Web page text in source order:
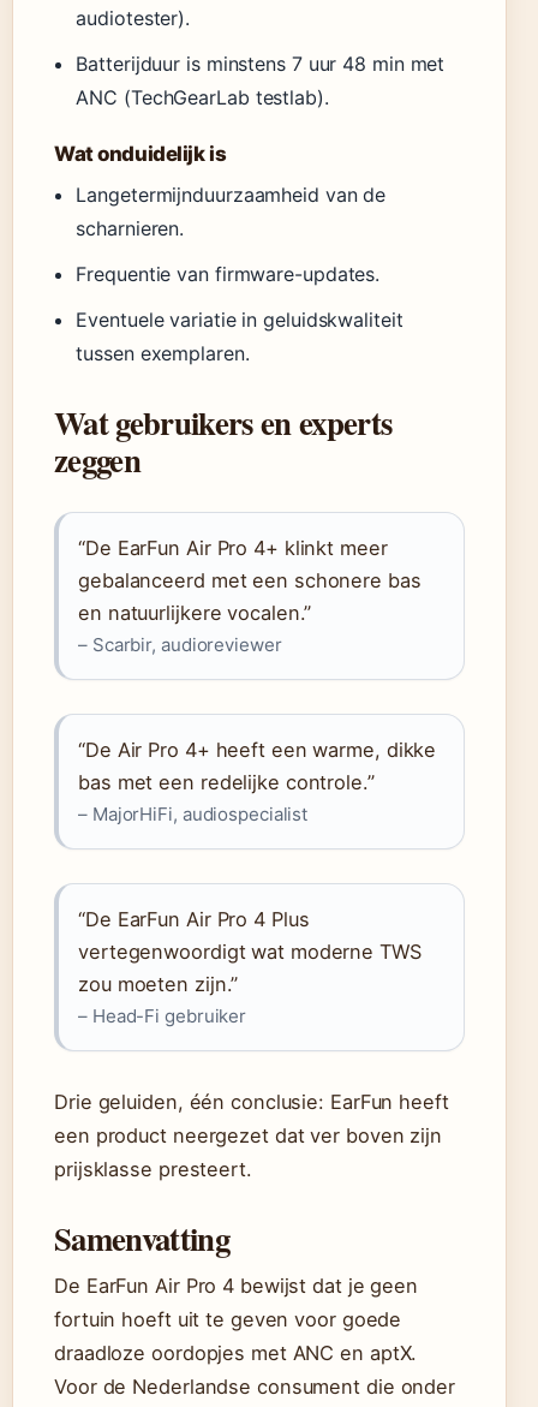
audiotester).
Batterijduur is minstens 7 uur 48 min met
ANC (TechGearLab testlab).
Wat onduidelijk is
Langetermijnduurzaamheid van de
scharnieren.
Frequentie van firmware-updates.
Eventuele variatie in geluidskwaliteit
tussen exemplaren.
Wat gebruikers en experts
zeggen
“De EarFun Air Pro 4+ klinkt meer
gebalanceerd met een schonere bas
en natuurlijkere vocalen.”
– Scarbir, audioreviewer
“De Air Pro 4+ heeft een warme, dikke
bas met een redelijke controle.”
– MajorHiFi, audiospecialist
“De EarFun Air Pro 4 Plus
vertegenwoordigt wat moderne TWS
zou moeten zijn.”
– Head-Fi gebruiker
Drie geluiden, één conclusie: EarFun heeft
een product neergezet dat ver boven zijn
prijsklasse presteert.
Samenvatting
De EarFun Air Pro 4 bewijst dat je geen
fortuin hoeft uit te geven voor goede
draadloze oordopjes met ANC en aptX.
Voor de Nederlandse consument die onder